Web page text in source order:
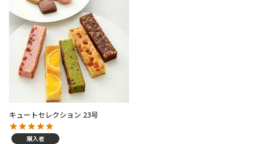
キュートセレクション 23号
購入者